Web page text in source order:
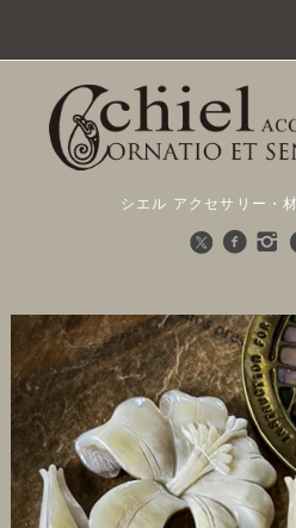
シエル アクセサリー・